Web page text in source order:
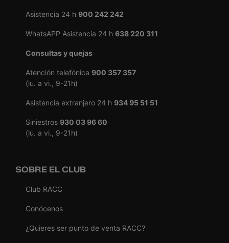
Asistencia 24 h 900 242 242
WhatsAPP Asistencia 24 h 638 220 311
Consultas y quejas
Atención telefónica 900 357 357
(lu. a vi., 9-21h)
Asistencia extranjero 24 h 934 95 51 51
Siniestros 930 03 96 60
(lu. a vi., 9-21h)
SOBRE EL CLUB
Club RACC
Conócenos
¿Quieres ser punto de venta RACC?